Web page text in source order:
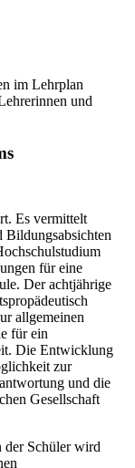
im Lehrplan
und
Es vermittelt
Bildungsabsichten
für eine
Der achtjährige
allgemeinen
für ein
Die Entwicklung
zur
und die
Gesellschaft
der Schüler wird